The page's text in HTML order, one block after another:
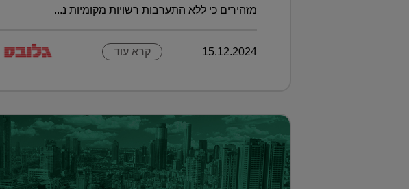
מזהירים כי ללא התערבות רשויות מקומיות נ...
15.12.2024 קרא עוד